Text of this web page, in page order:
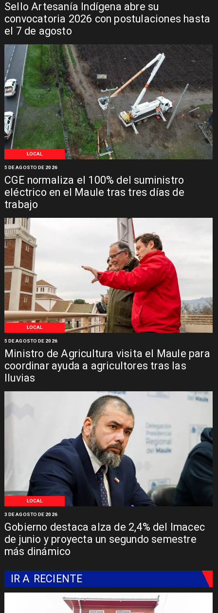
Sello Artesanía Indígena abre su
convocatoria 2026 con postulaciones hasta
el 7 de agosto
LOCAL
CGE normaliza el 100% del suministro
eléctrico en el Maule tras tres días de
trabajo
5 DE AGOSTO DE 2026
LOCAL
Ministro de Agricultura visita el Maule para
coordinar ayuda a agricultores tras las
lluvias
5 DE AGOSTO DE 2026
LOCAL
Gobierno destaca alza de 2,4% del Imacec
de junio y proyecta un segundo semestre
más dinámico
3 DE AGOSTO DE 2026
IR A RECIENTE